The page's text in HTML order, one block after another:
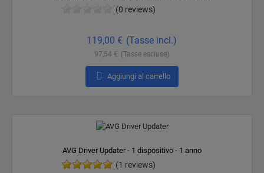
(0 reviews)
119,00 € (Tasse incl.)
97,54 € (Tasse escluse)
 Aggiungi al carrello
AVG Driver Updater - 1 dispositivo - 1 anno
(1 reviews)